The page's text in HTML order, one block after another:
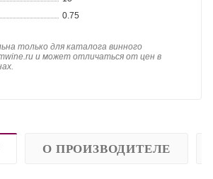
0.75
только для каталога винного
и может отличаться от цен в
О ПРОИЗВОДИТЕЛЕ